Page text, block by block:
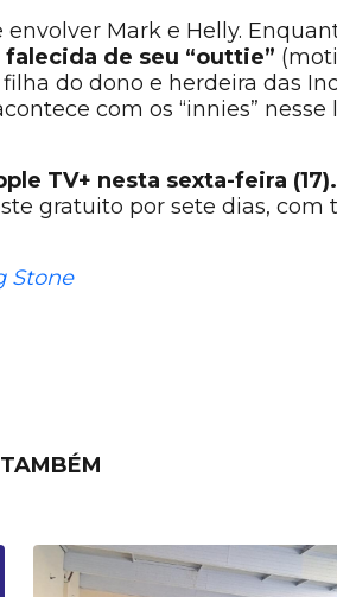
Mark e Helly.
falecida de seu “outtie”
do dono e herdeira das
com os “innies”
TV+ nesta sexta-feira (17).
gratuito por sete dias, com
Stone